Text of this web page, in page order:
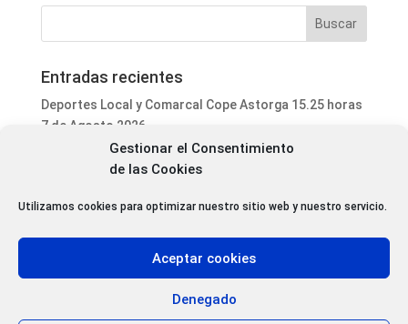
Gestionar el Consentimiento
de las Cookies
Utilizamos cookies para optimizar nuestro sitio web y nuestro servicio.
Aceptar cookies
Denegado
Entradas recientes
Deportes Local y Comarcal Cope Astorga 15.25 horas
7 de Agosto 2026
Informativo Mediodía Cope Astorga 14.20 horas 7 de
Agosto 2026
San Justo de la Vega acoge este fin de semana un
Programa Local Cope Astorga 7 de Agosto 2026
Abiertas las inscripciones para el XXVII Torneo de
Ajedrez de las Fiestas de Santa Marta